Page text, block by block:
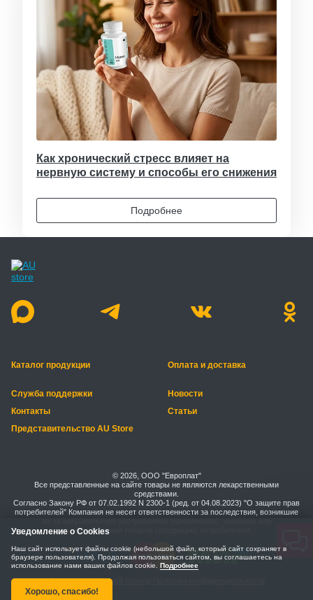
Как хронический стресс влияет на
нервную систему и способы его снижения
Подробнее
Каталог продукции Оплата и доставка
Служба поддержки
Новости
Контакты
Статьи
Представительство AU Store
© 2026, ООО "Европлат"
Все представленные на сайте товары не являются лекарственными
средствами.
Согласно Закону РФ от 07.02.1992 N 2300-1 (ред. от 04.08.2023) "О защите прав
потребителей" Компания не несет ответственности за последствия, возникшие
транспортировки товаров (продукции) потребителем.
Правила безопасной оплаты
Уведомление о Cookies
Наш сайт использует файлы cookie (небольшой файл, который сайт сохраняет в
браузере пользователя). Продолжая пользоваться сайтом, вы соглашаетесь на
использование нами ваших файлов cookie. Подробнее
Хорошо, спасибо!